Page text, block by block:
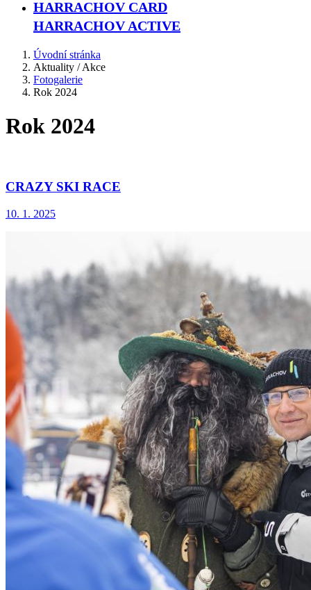
HARRACHOV CARD
HARRACHOV ACTIVE
Úvodní stránka
Aktuality / Akce
Fotogalerie
Rok 2024
Rok 2024
CRAZY SKI RACE
10. 1. 2025